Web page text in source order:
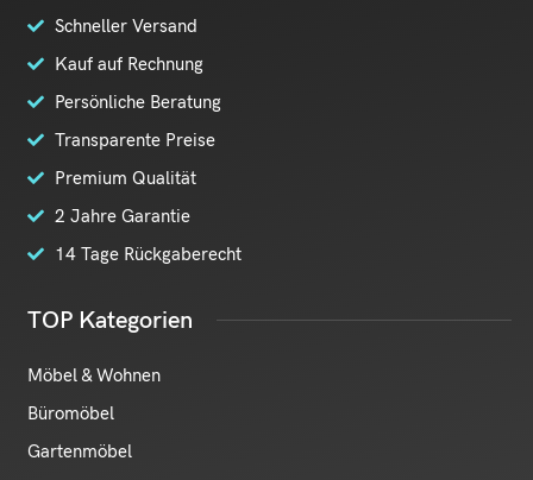
Schneller Versand
Kauf auf Rechnung
Persönliche Beratung
Transparente Preise
Premium Qualität
2 Jahre Garantie
14 Tage Rückgaberecht
TOP Kategorien
Möbel & Wohnen
Büromöbel
Gartenmöbel